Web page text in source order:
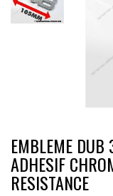
EMBLEME DUB
ADHESIF
RESISTANCE